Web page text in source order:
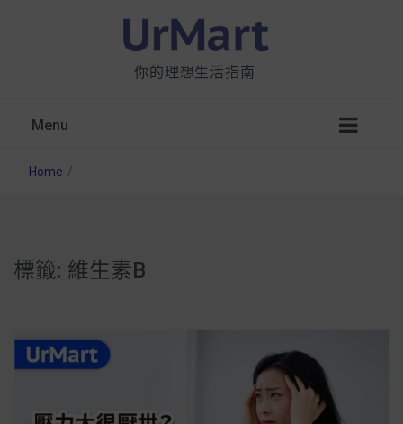
你的理想生活指南
Menu
星巴克都用 OATLY 泡咖啡？市售燕麥奶大剖
無麩質食物清單一覽：燕麥、麵包還有餅乾，
早餐這樣料理最適合！
早上沒時間做早餐？10 款隔夜更美味的燕麥粥
Home /
標籤: 維生素B